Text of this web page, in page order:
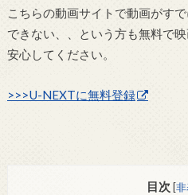
こちらの動画サイトで動画がす
できない、、という方も無料で
安心してください。
>>>U-NEXTに無料登録
目次 [